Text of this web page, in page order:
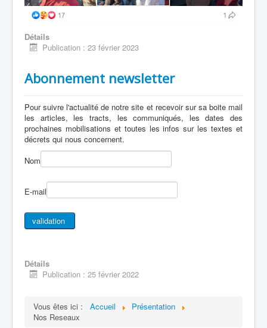
Détails
Publication : 23 février 2023
Abonnement newsletter
Pour suivre l'actualité de notre site et recevoir sur sa boite mail
les articles, les tracts, les communiqués, les dates des
prochaines mobilisations et toutes les infos sur les textes et
décrets qui nous concernent.
Nom
E-mail
Détails
Publication : 25 février 2022
Vous êtes ici : Accueil
Présentation
Nos Reseaux